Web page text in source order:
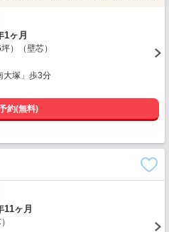
1ヶ月
）（壁芯）
大塚」歩3分
約(無料)
11ヶ月